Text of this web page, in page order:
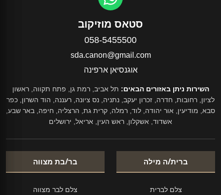
סטאס מוזיקוב
058-5455500
sda.canon@gmail.com
אוגנסיאן ארפינה
השירות ניתן באזורים הבאים: תל אביב, רמת גן, פתח תקווה, ראשון
לציון, רחובות, חדרה, זכרון יעקב, נתניה, נס ציונה, רעננה, הוד השרון, כפר
סבא, מודיעין, אור יהודה, לוד, רמלה, קרית גת, הרצליה, חיפה, באר שבע,
אשדוד, אשקלון, ראש העין, אריאל, ירושלים
ברית/ה מילה
צלם לברית
בר/בת מצווה
צלם לבר מצווה